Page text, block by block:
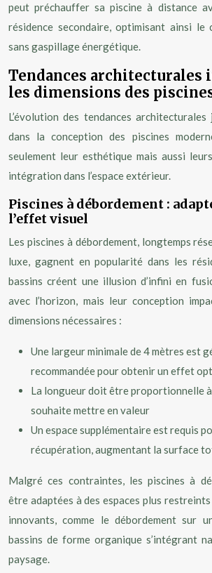
peut préchauffer sa piscine à distance
résidence secondaire, optimisant ainsi le
sans gaspillage énergétique.
Tendances architecturales
les dimensions des
L’évolution des tendances
dans la conception des piscines
seulement leur esthétique mais aussi
intégration dans l’espace extérieur.
Piscines à débordement :
l’effet visuel
Les piscines à débordement, longtemps
luxe, gagnent en popularité dans les
bassins créent une illusion d’infini en
avec l’horizon, mais leur conception
dimensions nécessaires :
Une largeur minimale de 4 mètres est
recommandée pour obtenir un effet
La longueur doit être proportionnelle à
souhaite mettre en valeur
Un espace supplémentaire est requis
récupération, augmentant la surface
Malgré ces contraintes, les piscines à
être adaptées à des espaces plus
innovants, comme le débordement sur
bassins de forme organique s’intégrant
paysage.